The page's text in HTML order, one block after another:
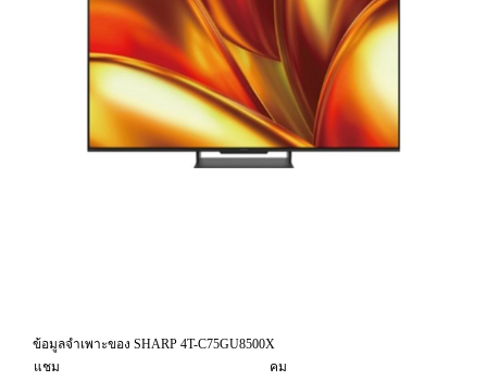
ข้อมูลจำเพาะของ SHARP 4T-C75GU8500X
แชม
คม